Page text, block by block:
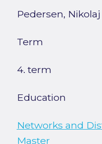
Pedersen, Nikolaj
Term
4. term
Education
Networks and
Master